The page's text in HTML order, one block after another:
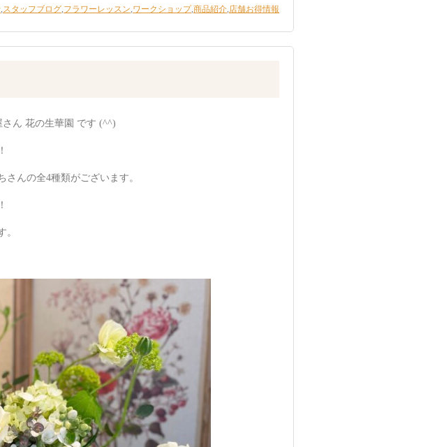
スタッフブログ フラワーレッスン ワークショップ,商品紹介 店舗お得情報
ん 花の生華園 です (^^)
んの全4種類がございます。